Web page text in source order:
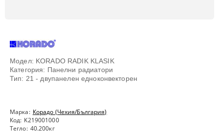
Модел: KORADO RADIK KLASIK
Категория: Панелни радиатори
Тип: 21 - двупанелен едноконвекторен
Марка: Корадо (Чехия/България)
Код: K219001000
Тегло: 40.200кг